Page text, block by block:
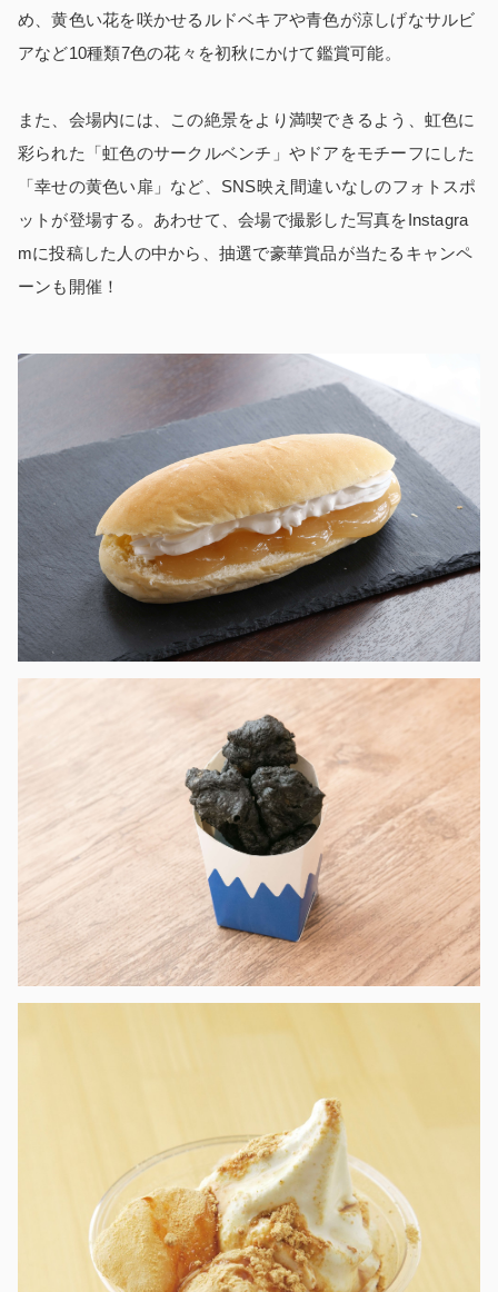
め、黄色い花を咲かせるルドベキアや青色が涼しげなサルビ
アなど10種類7色の花々を初秋にかけて鑑賞可能。
また、会場内には、この絶景をより満喫できるよう、虹色に
彩られた「虹色のサークルベンチ」やドアをモチーフにした
「幸せの黄色い扉」など、SNS映え間違いなしのフォトスポ
ットが登場する。あわせて、会場で撮影した写真をInstagra
mに投稿した人の中から、抽選で豪華賞品が当たるキャンペ
ーンも開催！